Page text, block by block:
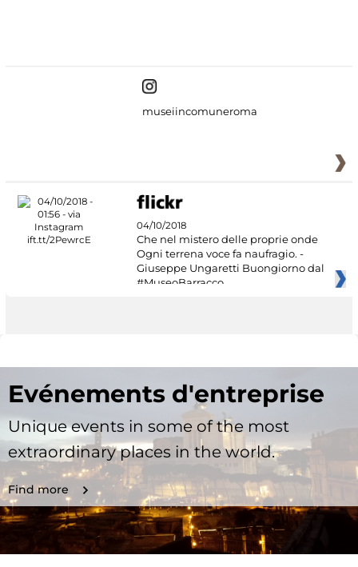
museiincomuneroma
04/10/2018
Che nel mistero delle proprie onde
Ogni terrena voce fa naufragio. -
Giuseppe Ungaretti Buongiorno dal
#MuseoBarracco
Evénements d'entreprise
Unique events in some of the most
extraordinary places in the world.
Find more